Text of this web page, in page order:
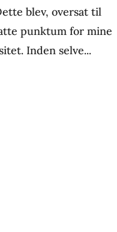
blev, oversat til
punktum for mine
Inden selve...